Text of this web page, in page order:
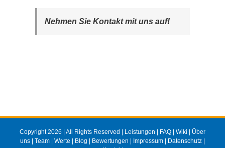
Nehmen Sie Kontakt mit uns auf!
Copyright 2026 | All Rights Reserved | Leistungen | FAQ | Wiki | Über
uns | Team | Werte | Blog | Bewertungen | Impressum | Datenschutz |